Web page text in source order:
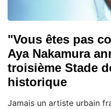
"Vous êtes pas
Aya Nakamura
troisième Stade
historique
Jamais un artiste urbain